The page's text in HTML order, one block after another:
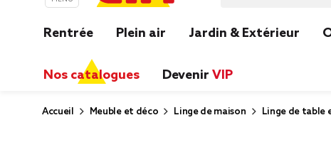
Rentrée Plein air Jardin & Extérieur
Nos catalogues Devenir VIP
Accueil Meuble et déco Linge de maison Linge de table